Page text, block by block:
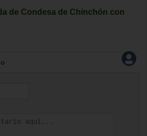
de Condesa de Chinchón con